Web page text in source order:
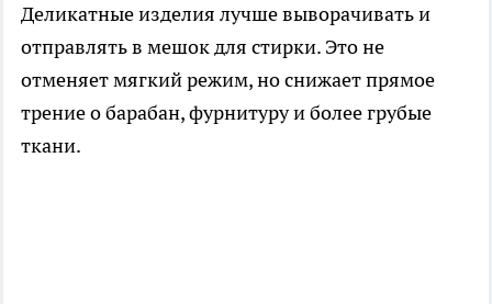
Деликатные изделия лучше выворачивать и
отправлять в мешок для стирки. Это не
отменяет мягкий режим, но снижает прямое
трение о барабан, фурнитуру и более грубые
ткани.